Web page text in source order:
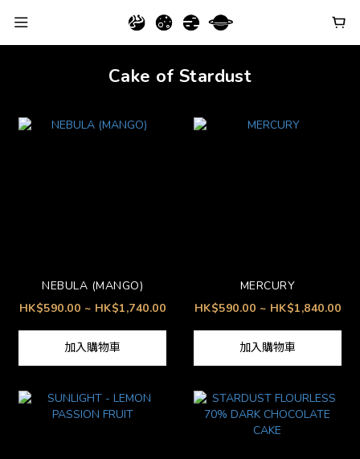
Cake of Stardust
NEBULA (MANGO)
HK$590.00 ~ HK$1,740.00
加入購物車
MERCURY
HK$590.00 ~ HK$1,840.00
加入購物車